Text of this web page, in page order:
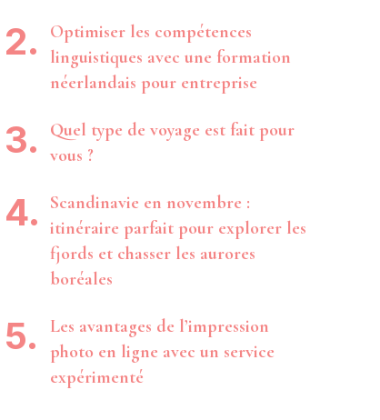
Optimiser les compétences
linguistiques avec une formation
néerlandais pour entreprise
Quel type de voyage est fait pour
vous ?
Scandinavie en novembre :
itinéraire parfait pour explorer les
fjords et chasser les aurores
boréales
Les avantages de l’impression
photo en ligne avec un service
expérimenté